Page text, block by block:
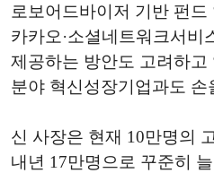
로보어드바이저 기반 펀드
카카오·소셜네트워크서비
제공하는 방안도 고려하고
분야 혁신성장기업과도 손
신 사장은 현재 10만명의
내년 17만명으로 꾸준히